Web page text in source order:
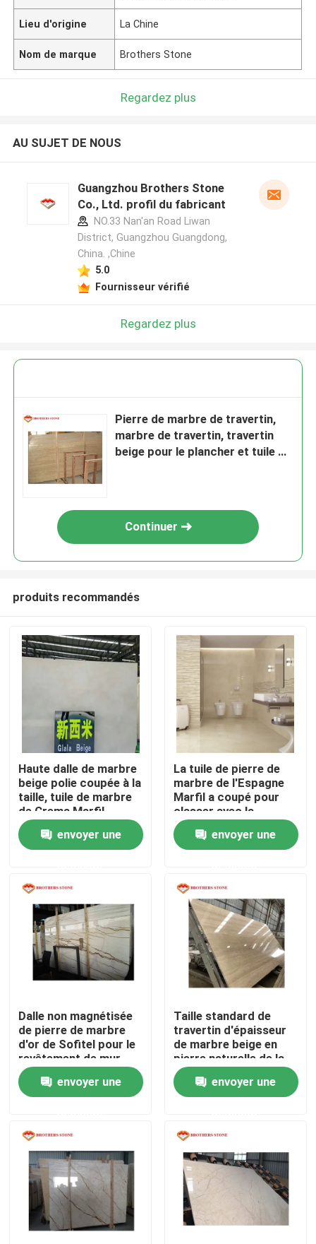
Accueil
Contacts
Produits
Dalles en pierre de granit
Tuiles en pierre de granit
Dalle en pierre de marbre
Lieu d'origine La Chine
Nom de marque Brothers Stone
Regardez plus
AU SUJET DE NOUS
Guangzhou Brothers Stone
Co., Ltd. profil du fabricant
NO.33 Nan'an Road Liwan
District, Guangzhou Guangdong,
China. ,Chine
5.0
Fournisseur vérifié
Regardez plus
Pierre de marbre de travertin,
marbre de travertin, travertin
beige pour le plancher et tuile de
Continuer
produits recommandés
Haute dalle de marbre
beige polie coupée à la
taille, tuile de marbre
de Crema Marfil
envoyer une
La tuile de pierre de
marbre de l'Espagne
Marfil a coupé pour
classer avec la
résistance 11.5Mpa
de recourbement
envoyer une
Dalle non magnétisée
de pierre de marbre
d'or de Sofitel pour le
revêtement de mur
intérieur
envoyer une
Taille standard de
travertin d'épaisseur
de marbre beige en
pierre naturelle de la
dalle 15-30mm
envoyer une